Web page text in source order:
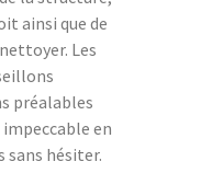
ainsi que de
Les
préalables
en
hésiter.